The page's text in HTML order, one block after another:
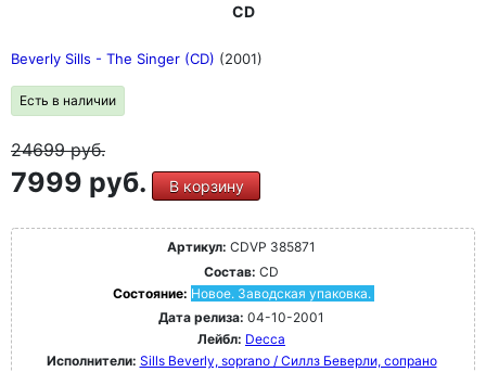
CD
Beverly Sills - The Singer (CD) (2001)
Есть в наличии
24699руб.
7999 руб. В корзину
Артикул: CDVP 385871
Состав: CD
Состояние: Новое. Заводская упаковка.
Дата релиза: 04-10-2001
Лейбл: Decca
Исполнители: Sills Beverly, soprano / Силлз Беверли, сопрано